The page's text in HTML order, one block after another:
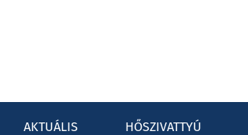
AKTUÁLIS HŐSZIVATTYÚ